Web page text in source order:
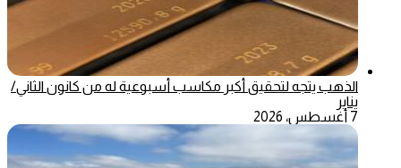
الذهب يتجه لتحقيق أكبر مكاسب أسبوعية له من كانون الثاني/
يناير
7 أغسطس، 2026